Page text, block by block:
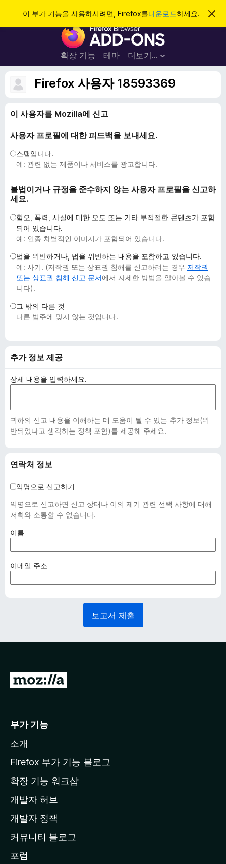
이 부가 기능을 사용하시려면, Firefox를다운로드하세요.
이
림
F
r
e
f
o
우
부
기
확장 기능 테마 더보기…
로그인
Firefox 사용자 18593369
이 사용자를 Mozilla에 신고
사용자 프로필에 대한 피드백을 보내세요.
스팸입니다.
예: 관련 없는 제품이나 서비스를 광고합니다.
불법이거나 규정을 준수하지 않는 사용자 프로필을 신고하
세요.
혐오, 폭력, 사실에 대한 오도 또는 기타 부적절한 콘텐츠가 포함
되어 있습니다.
예: 인종 차별적인 이미지가 포함되어 있습니다.
법을 위반하거나, 법을 위반하는 내용을 포함하고 있습니다.
예: 사기. (저작권 또는 상표권 침해를 신고하려는 경우 저작권
또는 상표권 침해 신고 문서에서 자세한 방법을 알아볼 수 있습
니다).
그 밖의 다른 것
다른 범주에 맞지 않는 것입니다.
추가 정보 제공
상세 내용을 입력하세요.
귀하의 신고 내용을 이해하는 데 도움이 될 수 있는 추가 정보(위
반되었다고 생각하는 정책 포함)를 제공해 주세요.
연락처 정보
익명으로 신고하기
익명으로 신고하면 신고 상태나 이의 제기 관련 선택 사항에 대해
저희와 소통할 수 없습니다.
이름
수
사
)
이메일 주소
수
보고서 제출
M
l
a
페
이
지
이
동
부가 기능
소개
Firefox 부가 기능 블로그
확장 기능 워크샵
개발자 허브
개발자 정책
커뮤니티 블로그
포럼